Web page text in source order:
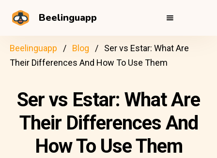
Beelinguapp
Beelinguapp Blog
Ser vs Estar: What Are
Their Differences And How To Use Them
Ser vs Estar: What Are
Their Differences And
How To Use Them